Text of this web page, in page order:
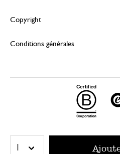
Copyright
Conditions générales
© 2026 Dille &